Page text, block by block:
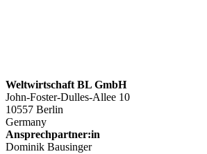
Weltwirtschaft BL GmbH
John-Foster-Dulles-Allee 10
10557 Berlin
Germany
Ansprechpartner:in
Dominik Bausinger